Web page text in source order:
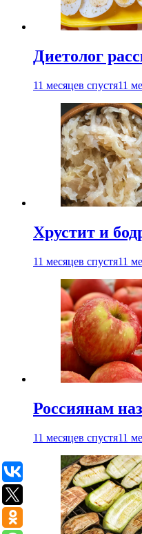
Диетолог
11 месяцев спустя11
Хрустит и
11 месяцев спустя11
Россиянам
11 месяцев спустя11